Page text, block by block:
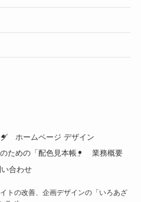
ホームページ デザイン
ための「配色見本帳」
業務概要
い合わせ
トの改善、企画デザインの「いろあざ